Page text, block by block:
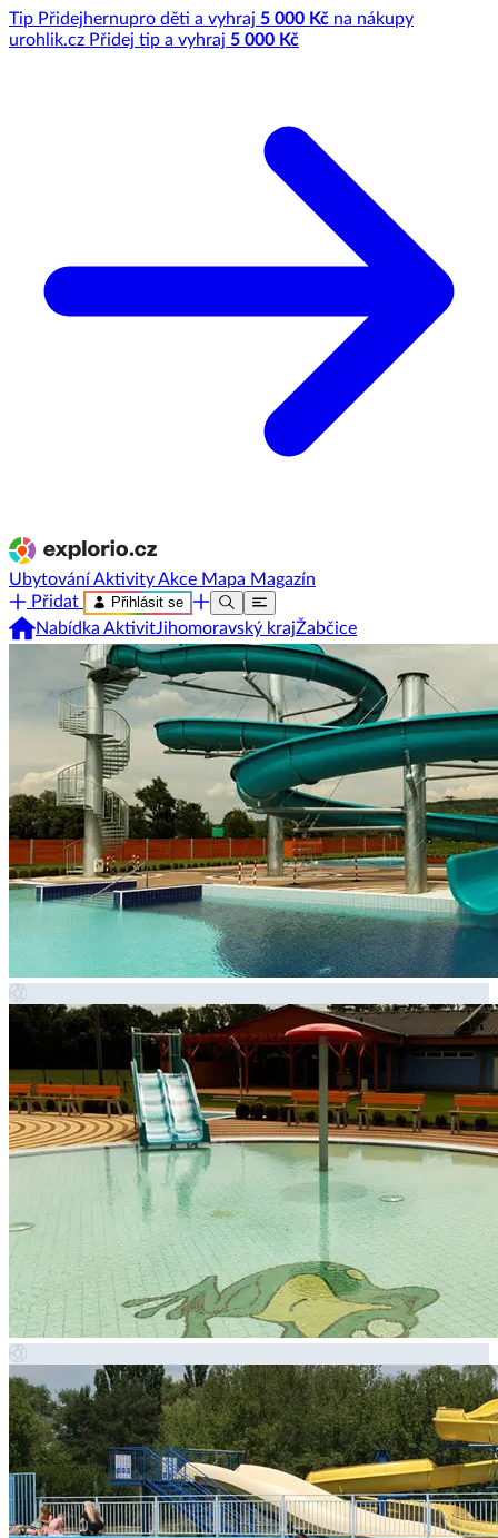
Tip Přidejhernupro děti a vyhraj 5 000 Kč na nákupy
urohlik.cz Přidej tip a vyhraj 5 000 Kč
UbytováníAktivityAkce Mapa Magazín
Přidat
Přihlásit se
Nabídka AktivitJihomoravský krajŽabčice